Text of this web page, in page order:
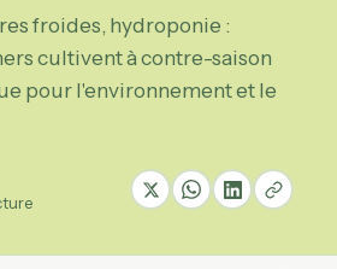
froides, hydroponie :
cultivent à contre-saison
pour l'environnement et le